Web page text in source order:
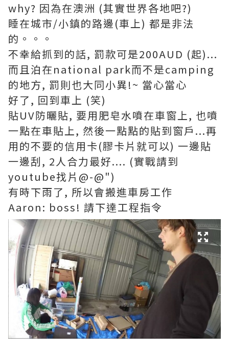
why? 因為在澳洲 (其實世界各地吧?)
睡在城市/小鎮的路邊(車上) 都是非法
的。。。
不幸給抓到的話, 罰款可是200AUD (起)...
而且泊在national park而不是camping
的地方, 罰則也大同小異!~ 當心當心
好了, 回到車上 (笑)
貼UV防曬貼, 要用肥皂水噴在車窗上, 也噴
一點在車貼上, 然後一點點的貼到窗戶...再
用的不要的信用卡(膠卡片就可以) 一邊貼
一邊刮, 2人合力最好.... (實戰請到
youtube找片@-@")
有時下雨了, 所以會搬進車房工作
Aaron: boss! 請下達工程指令